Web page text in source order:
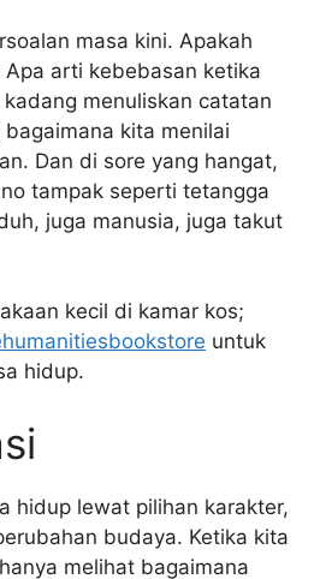
masa kini. Apakah
arti kebebasan ketika
menuliskan catatan
kita menilai
Dan di sore yang hangat,
tampak seperti tetangga
juga manusia, juga takut
kecil di kamar kos;
untuk
hidup.
hidup lewat pilihan karakter,
budaya. Ketika kita
melihat bagaimana